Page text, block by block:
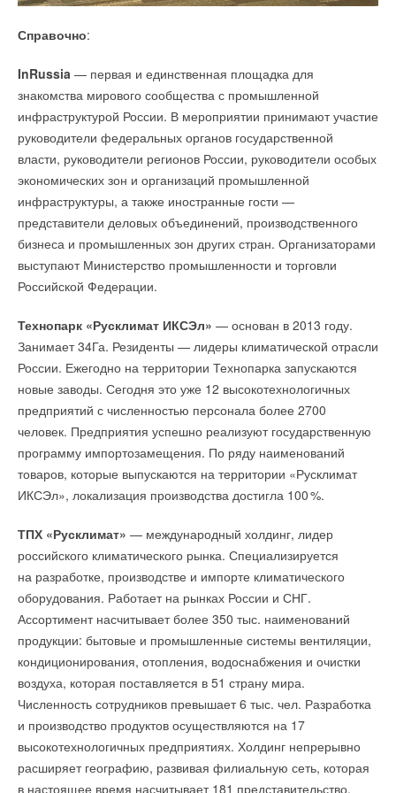
Справочно:
InRussia — первая и единственная площадка для
знакомства мирового сообщества с промышленной
инфраструктурой России. В мероприятии принимают участие
руководители федеральных органов государственной
власти, руководители регионов России, руководители особых
экономических зон и организаций промышленной
инфраструктуры, а также иностранные гости —
представители деловых объединений, производственного
бизнеса и промышленных зон других стран. Организаторами
выступают Министерство промышленности и торговли
Российской Федерации.
Технопарк «Русклимат ИКСЭл» — основан в 2013 году.
Занимает 34Га. Резиденты — лидеры климатической отрасли
России. Ежегодно на территории Технопарка запускаются
новые заводы. Сегодня это уже 12 высокотехнологичных
предприятий с численностью персонала более 2700
человек. Предприятия успешно реализуют государственную
программу импортозамещения. По ряду наименований
товаров, которые выпускаются на территории «Русклимат
ИКСЭл», локализация производства достигла 100%.
ТПХ «Русклимат» — международный холдинг, лидер
российского климатического рынка. Специализируется
на разработке, производстве и импорте климатического
оборудования. Работает на рынках России и СНГ.
Ассортимент насчитывает более 350 тыс. наименований
продукции: бытовые и промышленные системы вентиляции,
кондиционирования, отопления, водоснабжения и очистки
воздуха, которая поставляется в 51 страну мира.
Численность сотрудников превышает 6 тыс. чел. Разработка
и производство продуктов осуществляются на 17
высокотехнологичных предприятиях. Холдинг непрерывно
расширяет географию, развивая филиальную сеть, которая
в настоящее время насчитывает 181 представительство.
Комментарии
В этой теме еще нет комментариев
Добавить комментарий
Ваш E-mail *
Текст комментария
У Консорциума уже есть несколько проектов в области
теплоэнергетики, которые находятся в проработке. На
некоторых объектах Консорциум выступает в роли EPC-
контрактора, осуществляя комплекс работ по
проектированию, поставке, монтажу, пусконаладочным
работам, запуску и гарантийному обслуживанию объектов.
По словам Генерального директора «ТМ Инжиниринг»
Александра Коломейцева: «Общий формат работы
для реализации проектов. Это касается объектов, где мы
являемся держателем EPC-контракта. В данном случае
работа оплачивается постфактум, т. е. после выполнения
монтажа и подписания всех завершающих документов. И тут
уже необходимо привлекать заемные средства и работать
в конгломерате. Для этого мы и создаем наш Консорциум».
Сегодня консорциумы играют огромную роль
в экономическом развитии России. Такая форма позволяет
реализовывать по-настоящему значимые проекты, число
которых будет расти.